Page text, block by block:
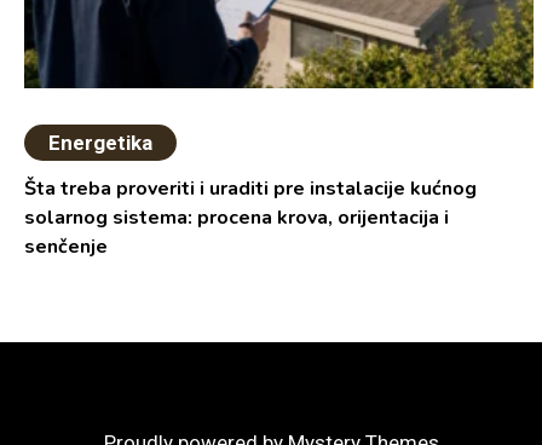
Energetika
Šta treba proveriti i uraditi pre instalacije kućnog
solarnog sistema: procena krova, orijentacija i
senčenje